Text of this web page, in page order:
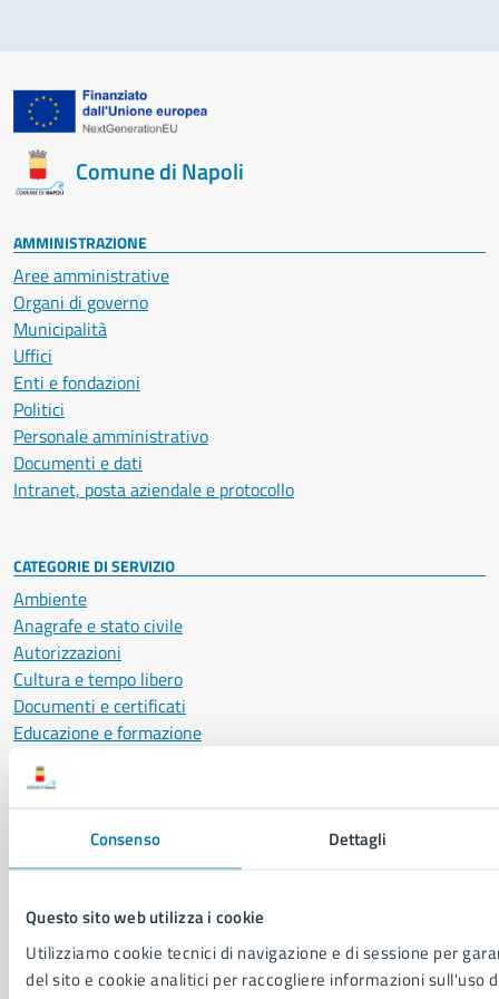
Consenso Dettagli
Questo sito web utilizza i cookie
Utilizziamo cookie tecnici di navigazione e di sessione per
del sito e cookie analitici per raccogliere informazioni sull'uso
Comune di Napoli
AMMINISTRAZIONE
Aree amministrative
Organi di governo
Municipalità
Uffici
Enti e fondazioni
Politici
Personale amministrativo
Documenti e dati
Intranet, posta aziendale e protocollo
CATEGORIE DI SERVIZIO
Ambiente
Anagrafe e stato civile
Autorizzazioni
Cultura e tempo libero
Documenti e certificati
Educazione e formazione
Giustizia e sicurezza pubblica
Imprese e commercio
Servizi Cimiteriali
Vita lavorativa
NOVITÀ
Notizie